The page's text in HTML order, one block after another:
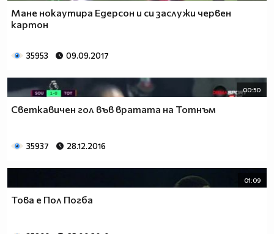
Мане нокаутира Едерсон и си заслужи червен
картон
35953 09.09.2017
00:50
Светкавичен гол във вратата на Тотнъм
35937 28.12.2016
01:09
Това е Пол Погба